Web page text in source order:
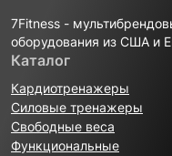
7Fitness -
оборудования из США и
Каталог
Кардиотренажеры
Силовые тренажеры
Свободные веса
Функциональные